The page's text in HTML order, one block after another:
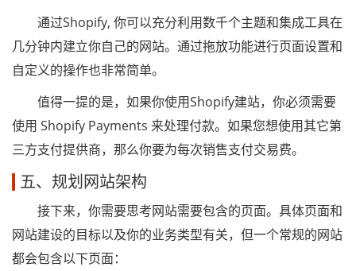
通过Shopify, 你可以充分利用数千个主题和集成工具在
几分钟内建立你自己的网站。通过拖放功能进行页面设置和
自定义的操作也非常简单。
值得一提的是，如果你使用Shopify建站，你必须需要
使用 Shopify Payments 来处理付款。如果您想使用其它第
三方支付提供商，那么你要为每次销售支付交易费。
五、规划网站架构
接下来，你需要思考网站需要包含的页面。具体页面和
网站建设的目标以及你的业务类型有关，但一个常规的网站
都会包含以下页面：